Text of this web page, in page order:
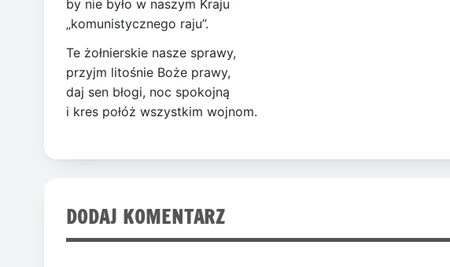
by nie było w naszym Kraju
„komunistycznego raju”.
Te żołnierskie nasze sprawy,
przyjm litośnie Boże prawy,
daj sen błogi, noc spokojną
i kres połóż wszystkim wojnom.
DODAJ KOMENTARZ